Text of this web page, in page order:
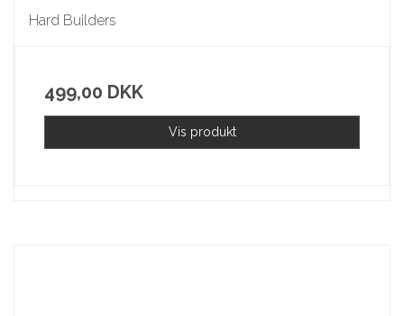
Hard Builders
499,00 DKK
Vis produkt